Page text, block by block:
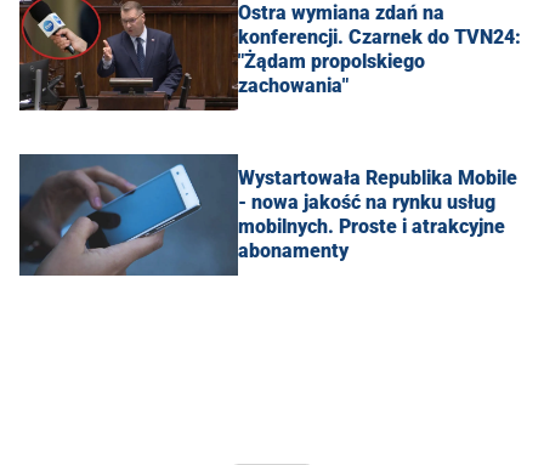
Ostra wymiana zdań na
konferencji. Czarnek do TVN24:
"Żądam propolskiego
zachowania"
Wystartowała Republika Mobile
- nowa jakość na rynku usług
mobilnych. Proste i atrakcyjne
abonamenty